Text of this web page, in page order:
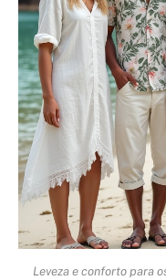
Leveza e conforto para